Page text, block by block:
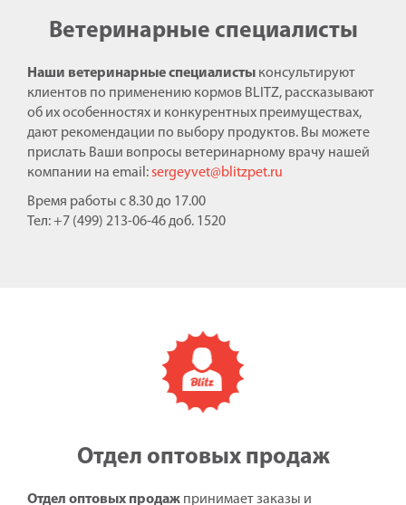
Ветеринарные специалисты
Наши ветеринарные специалисты консультируют
клиентов по применению кормов BLITZ, рассказывают
об их особенностях и конкурентных преимуществах,
дают рекомендации по выбору продуктов. Вы можете
прислать Ваши вопросы ветеринарному врачу нашей
компании на email:sergeyvet@blitzpet.ru
Время работы с 8.30 до 17.00
Тел: +7 (499) 213-06-46 доб. 1520
Отдел оптовых продаж
Отдел оптовых продаж принимает заказы и